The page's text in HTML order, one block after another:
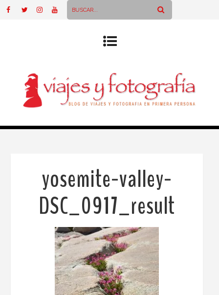
yosemite-valley-
DSC_0917_result